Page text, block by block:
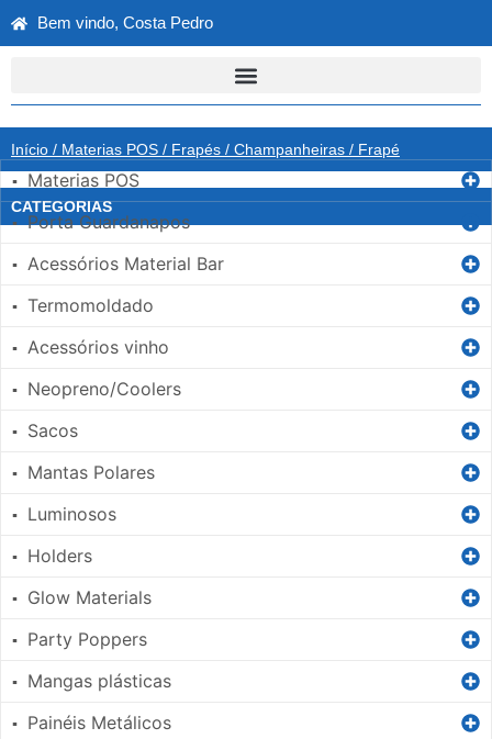
Bem vindo, Costa Pedro
Início / Materias POS / Frapés / Champanheiras / Frapé
CATEGORIAS
▪ Materias POS
▪ Porta Guardanapos
▪ Acessórios Material Bar
▪ Termomoldado
▪ Acessórios vinho
▪ Neopreno/Coolers
▪ Sacos
▪ Mantas Polares
▪ Luminosos
▪ Holders
▪ Glow Materials
▪ Party Poppers
▪ Mangas plásticas
▪ Painéis Metálicos